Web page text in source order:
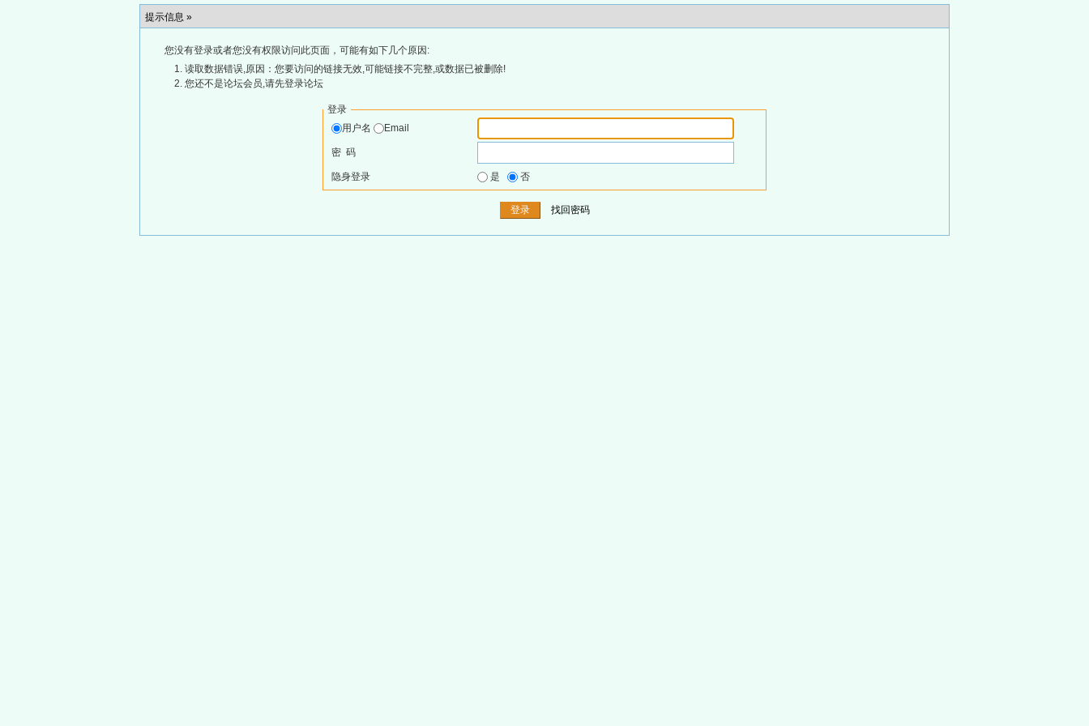
提示信息 »
您没有登录或者您没有权限访问此页面，可能有如下几个原因:
读取数据错误,原因：您要访问的链接无效,可能链接不完整,或数据已被删除!
您还不是论坛会员,请先登录论坛
登录
用户名
Email
密 码
隐身登录 是 否
找回密码